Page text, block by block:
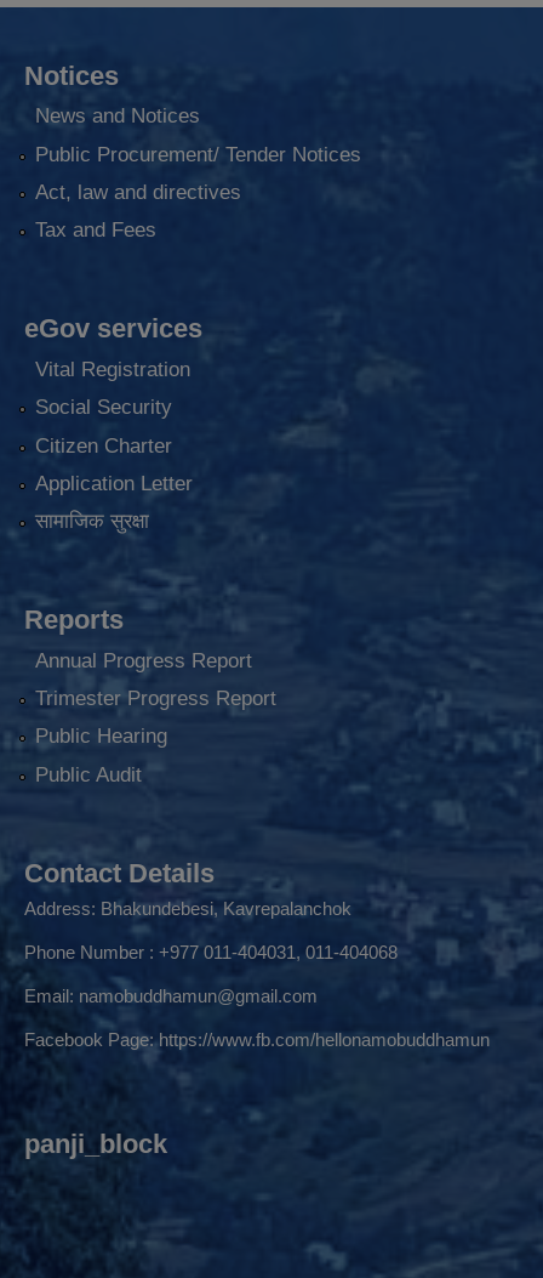
Notices
News and Notices
Public Procurement/ Tender Notices
Act, law and directives
Tax and Fees
eGov services
Vital Registration
Social Security
Citizen Charter
Application Letter
सामाजिक सुरक्षा
Reports
Annual Progress Report
Trimester Progress Report
Public Hearing
Public Audit
Contact Details
Address: Bhakundebesi, Kavrepalanchok
Phone Number : +977 011-404031, 011-404068
Email: namobuddhamun@gmail.com
Facebook Page:https://www.fb.com/hellonamobuddhamun
panji_block